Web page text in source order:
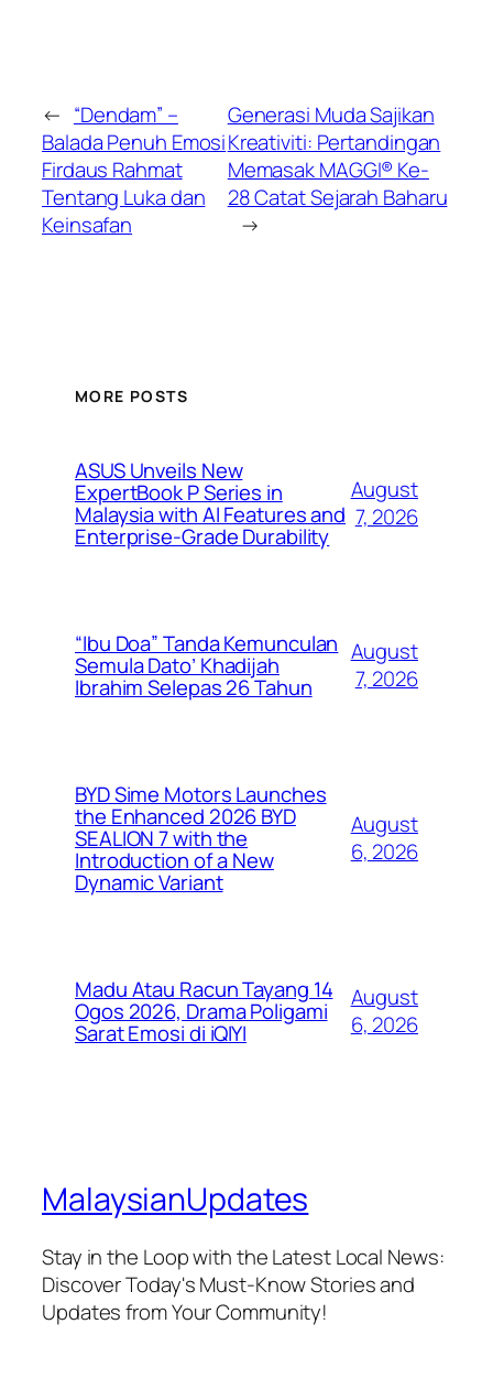
← “Dendam” –
Balada Penuh Emosi
Firdaus Rahmat
Tentang Luka dan
Keinsafan
Generasi Muda Sajikan
Kreativiti: Pertandingan
Memasak MAGGI® Ke-
28 Catat Sejarah Baharu
→
MORE POSTS
ASUS Unveils New
ExpertBook P Series in
Malaysia with AI Features and
Enterprise-Grade Durability
August
7, 2026
“Ibu Doa” Tanda Kemunculan
Semula Dato’ Khadijah
Ibrahim Selepas 26 Tahun
August
7, 2026
BYD Sime Motors Launches
the Enhanced 2026 BYD
SEALION 7 with the
Introduction of a New
Dynamic Variant
August
6, 2026
Madu Atau Racun Tayang 14
Ogos 2026, Drama Poligami
Sarat Emosi di iQIYI
August
6, 2026
MalaysianUpdates
Stay in the Loop with the Latest Local News:
Discover Today's Must-Know Stories and
Updates from Your Community!